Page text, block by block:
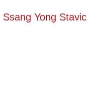
Ssang Yong Stavic